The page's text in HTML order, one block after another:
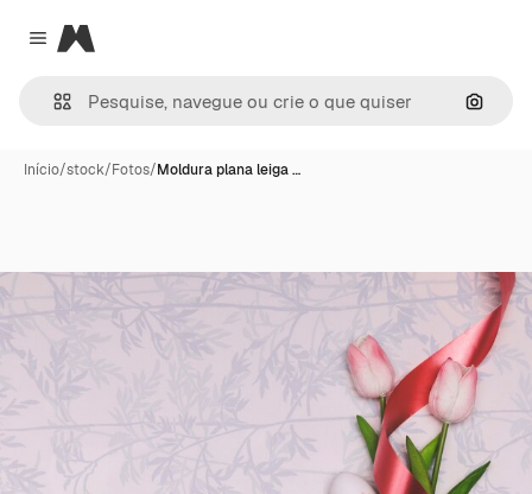
Close menu
Magnific
Início/stock/Fotos/Moldura plana leiga …